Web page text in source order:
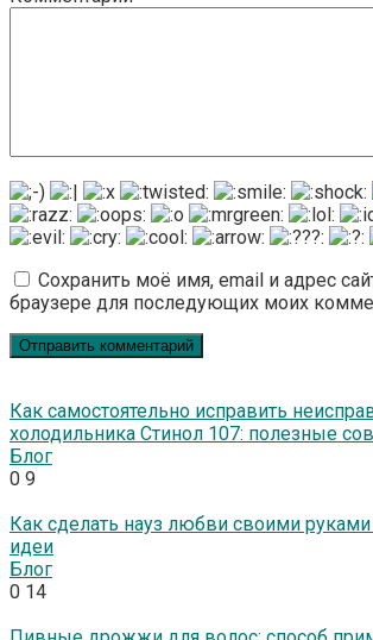
Сохранить моё имя, email и адрес
браузере для последующих моих
Как самостоятельно исправить
холодильника Стинол 107: полезные
Блог
0 9
Как сделать науз любви своими
идеи
Блог
0 14